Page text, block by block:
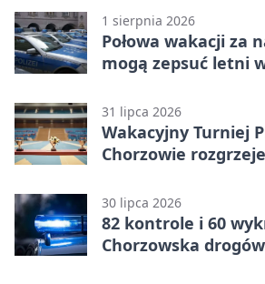
1 sierpnia 2026
Połowa wakacji za
mogą zepsuć letni
31 lipca 2026
Wakacyjny Turniej
Chorzowie
30 lipca 2026
82 kontrole i 60
Chorzowska